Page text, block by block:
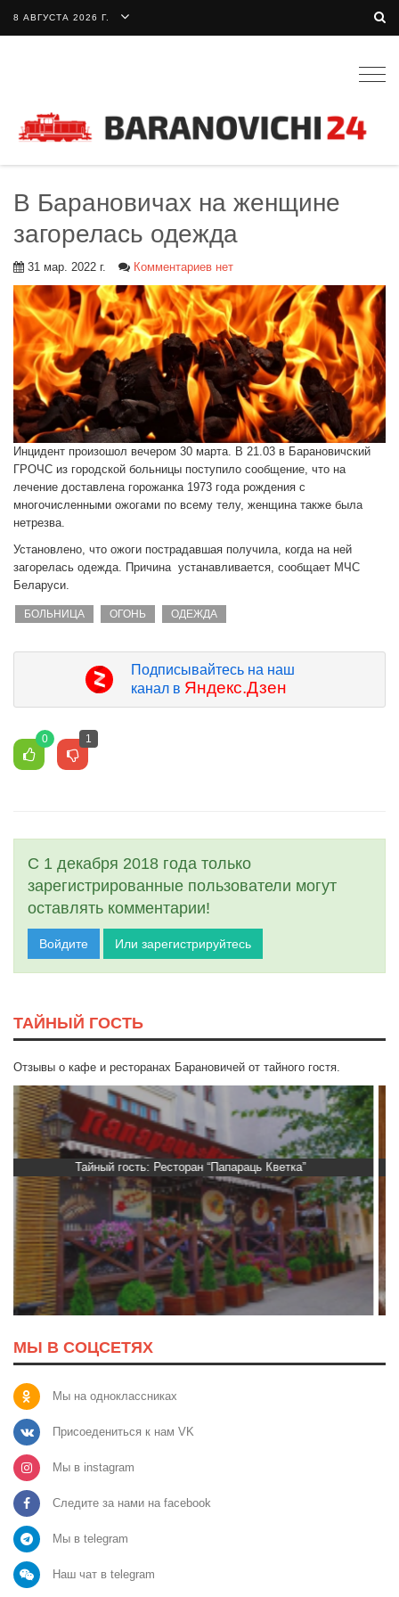
8 АВГУСТА 2026 Г.
В Барановичах на женщине
загорелась одежда
31 мар. 2022 г. Комментариев нет
Инцидент произошол вечером 30 марта. В 21.03 в Барановичский
ГРОЧС из городской больницы поступило сообщение, что на
лечение доставлена горожанка 1973 года рождения с
многочисленными ожогами по всему телу, женщина также была
нетрезва.
Установлено, что ожоги пострадавшая получила, когда на ней
загорелась одежда. Причина устанавливается, сообщает МЧС
Беларуси.
БОЛЬНИЦА ОГОНЬ ОДЕЖДА
Подписывайтесь на наш
канал в Яндекс.Дзен
0 1
С 1 декабря 2018 года только
зарегистрированные пользователи могут
оставлять комментарии!
Войдите Или зарегистрируйтесь
ТАЙНЫЙ ГОСТЬ
Отзывы о кафе и ресторанах Барановичей от тайного гостя.
Тайный гость: доставка Капибара
МЫ В СОЦСЕТЯХ
Мы на одноклассниках
Присоедениться к нам VK
Мы в instagram
Следите за нами на facebook
Мы в telegram
Наш чат в telegram